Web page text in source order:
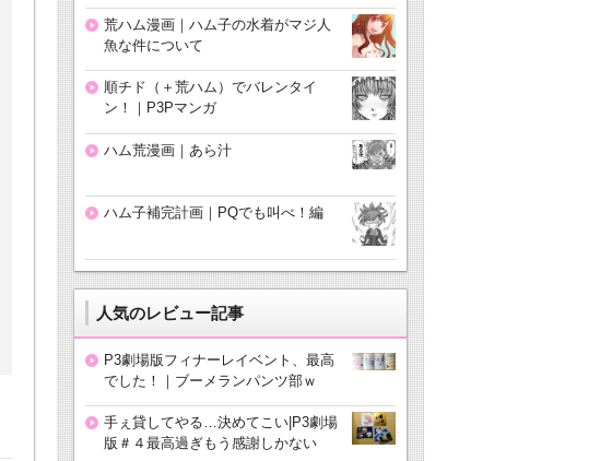
荒ハム漫画｜ハム子の水着がマジ人
魚な件について
順チド（＋荒ハム）でバレンタイ
ン！｜P3Pマンガ
ハム荒漫画｜あら汁
ハム子補完計画｜PQでも叫べ！編
人気のレビュー記事
P3劇場版フィナーレイベント、最高
でした！｜ブーメランパンツ部ｗ
手ぇ貸してやる…決めてこい|P3劇場
版＃４最高過ぎもう感謝しかない